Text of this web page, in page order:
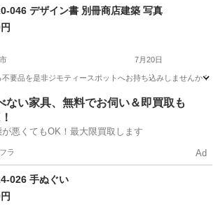
現地
046 デザイン書 別冊商店建築 写真
7月20日
品を是非ジモティースポットへお持ち込みしませんか？
集 商店
ない家具、無料でお伺い＆即買取も
が悪くてもOK！最大限買取します
ラ Ad
026 手ぬぐい